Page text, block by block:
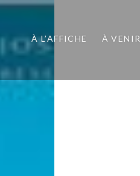
À L’AFFICHE À VENIR